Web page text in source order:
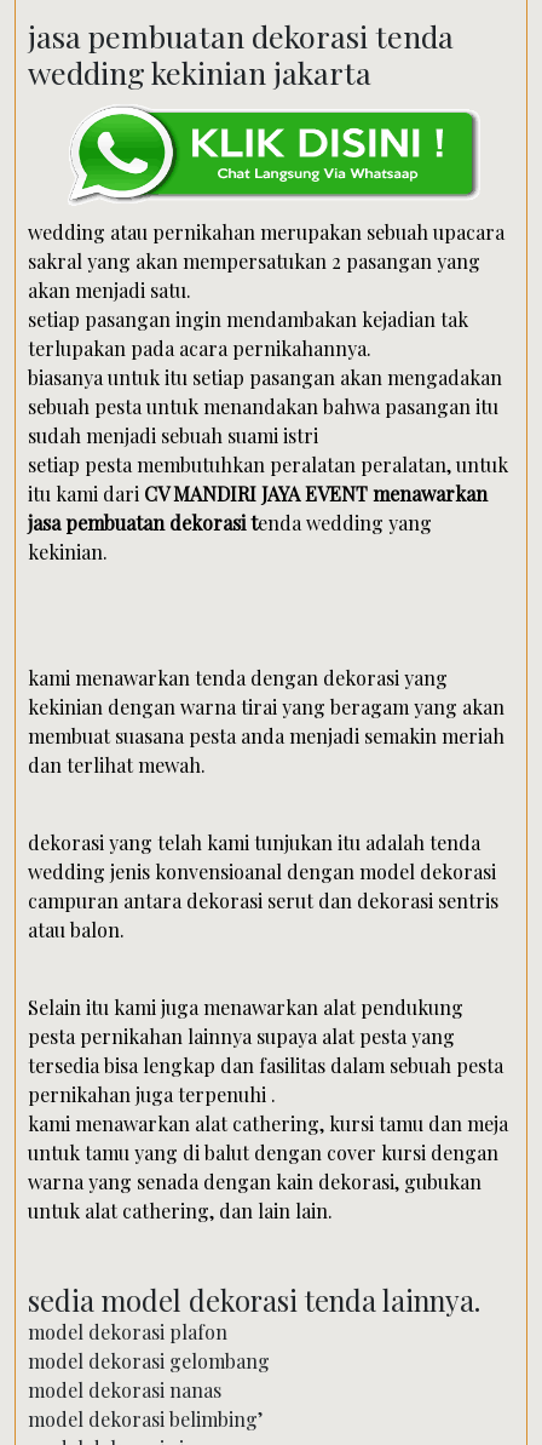
jasa pembuatan dekorasi tenda
wedding kekinian jakarta
wedding atau pernikahan merupakan sebuah upacara
sakral yang akan mempersatukan 2 pasangan yang
akan menjadi satu.
setiap pasangan ingin mendambakan kejadian tak
terlupakan pada acara pernikahannya.
biasanya untuk itu setiap pasangan akan mengadakan
sebuah pesta untuk menandakan bahwa pasangan itu
sudah menjadi sebuah suami istri
setiap pesta membutuhkan peralatan peralatan, untuk
itu kami dari CV MANDIRI JAYA EVENT menawarkan
jasa pembuatan dekorasi tenda wedding yang
kekinian.
kami menawarkan tenda dengan dekorasi yang
kekinian dengan warna tirai yang beragam yang akan
membuat suasana pesta anda menjadi semakin meriah
dan terlihat mewah.
dekorasi yang telah kami tunjukan itu adalah tenda
wedding jenis konvensioanal dengan model dekorasi
campuran antara dekorasi serut dan dekorasi sentris
atau balon.
Selain itu kami juga menawarkan alat pendukung
pesta pernikahan lainnya supaya alat pesta yang
tersedia bisa lengkap dan fasilitas dalam sebuah pesta
pernikahan juga terpenuhi .
kami menawarkan alat cathering, kursi tamu dan meja
untuk tamu yang di balut dengan cover kursi dengan
warna yang senada dengan kain dekorasi, gubukan
untuk alat cathering, dan lain lain.
sedia model dekorasi tenda lainnya.
model dekorasi plafon
model dekorasi gelombang
model dekorasi nanas
model dekorasi belimbing’